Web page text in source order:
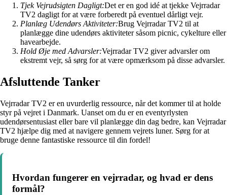
Tjek Vejrudsigten Dagligt:Det er en god idé at tjekke Vejrradar
TV2 dagligt for at være forberedt på eventuel dårligt vejr.
Planlæg Udendørs Aktiviteter:Brug Vejrradar TV2 til at
planlægge dine udendørs aktiviteter såsom picnic, cykelture eller
havearbejde.
Hold Øje med Advarsler:Vejrradar TV2 giver advarsler om
ekstremt vejr, så sørg for at være opmærksom på disse advarsler.
Afsluttende Tanker
Vejrradar TV2 er en uvurderlig ressource, når det kommer til at holde
styr på vejret i Danmark. Uanset om du er en eventyrlysten
udendørsentusiast eller bare vil planlægge din dag bedre, kan Vejrradar
TV2 hjælpe dig med at navigere gennem vejrets luner. Sørg for at
bruge denne fantastiske ressource til din fordel!
Hvordan fungerer en vejrradar, og hvad er dens
formål?